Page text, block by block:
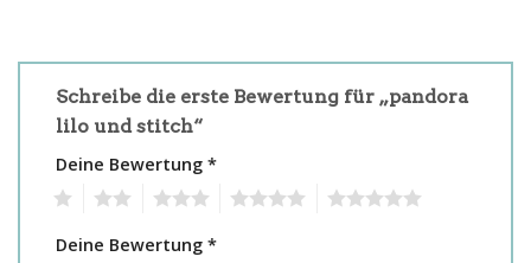
Schreibe die erste Bewertung für „pandora
lilo und stitch“
Deine Bewertung *
Deine Bewertung *